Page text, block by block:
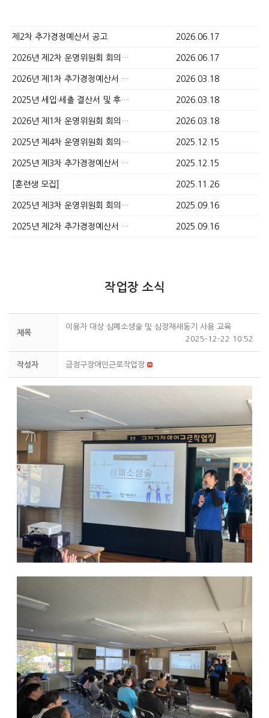
제2차 추가경정예산서 공고 2026.06.17
2026년 제2차 운영위원회 회의록 공고 2026.06.17
2026년 제1차 추가경정예산서 공고 2026.03.18
2025년 세입·세출 결산서 및 후원금·품 수입·사용내역서 공고 2026.03.18
2026년 제1차 운영위원회 회의록 공고 2026.03.18
2025년 제4차 운영위원회 회의록 공고 2025.12.15
2025년 제3차 추가경정예산서 및 2026년 본예산서 공고 2025.12.15
[훈련생 모집] 2025.11.26
2025년 제3차 운영위원회 회의록 공고 2025.09.16
2025년 제2차 추가경정예산서 공고 2025.09.16
작업장 소식
제목
이용자 대상 심폐소생술 및 심장재새동기 사용 교육
2025-12-22 10:52
작성자 금정구장애인근로작업장